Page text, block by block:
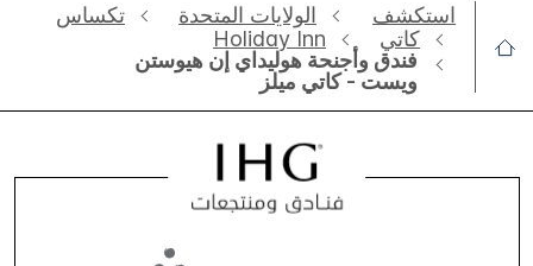
استكشف الولايات المتحدة
تكساس
كاتي
Holiday Inn
فندق وأجنحة هوليداي إن هيوستن
ويست - كاتي ميلز